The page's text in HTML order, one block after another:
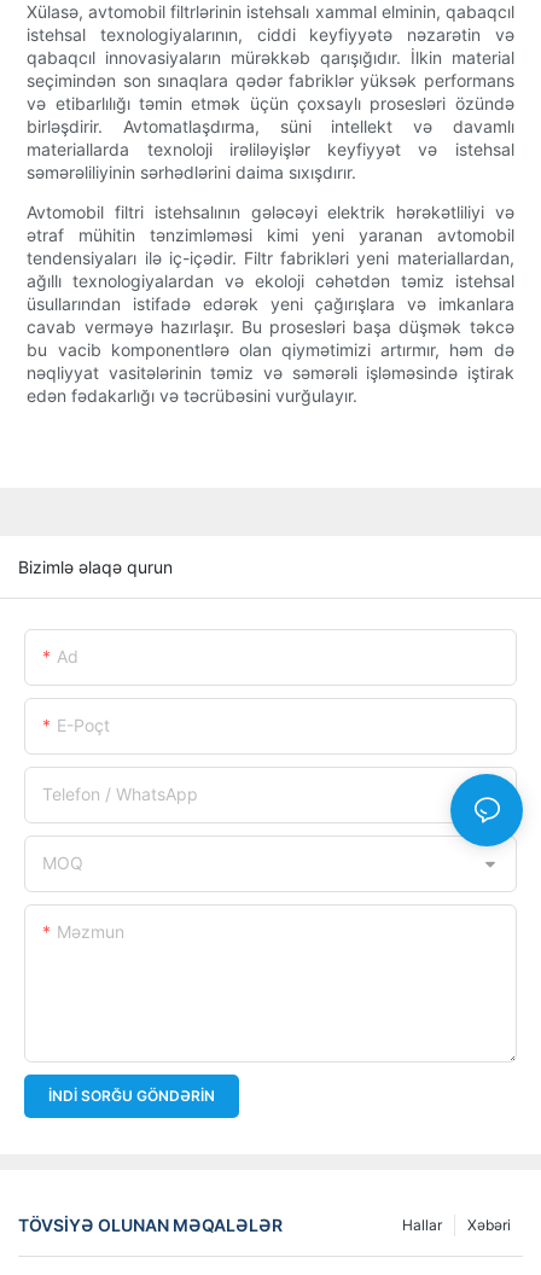
Xülasə, avtomobil filtrlərinin istehsalı xammal elminin, qabaqcıl
istehsal texnologiyalarının, ciddi keyfiyyətə nəzarətin və
qabaqcıl innovasiyaların mürəkkəb qarışığıdır. İlkin material
seçimindən son sınaqlara qədər fabriklər yüksək performans
və etibarlılığı təmin etmək üçün çoxsaylı prosesləri özündə
birləşdirir. Avtomatlaşdırma, süni intellekt və davamlı
materiallarda texnoloji irəliləyişlər keyfiyyət və istehsal
səmərəliliyinin sərhədlərini daima sıxışdırır.
Avtomobil filtri istehsalının gələcəyi elektrik hərəkətliliyi və
ətraf mühitin tənzimləməsi kimi yeni yaranan avtomobil
tendensiyaları ilə iç-içədir. Filtr fabrikləri yeni materiallardan,
ağıllı texnologiyalardan və ekoloji cəhətdən təmiz istehsal
üsullarından istifadə edərək yeni çağırışlara və imkanlara
cavab verməyə hazırlaşır. Bu prosesləri başa düşmək təkcə
bu vacib komponentlərə olan qiymətimizi artırmır, həm də
nəqliyyat vasitələrinin təmiz və səmərəli işləməsində iştirak
edən fədakarlığı və təcrübəsini vurğulayır.
Bizimlə əlaqə qurun
Ad
E-Poçt
Telefon / WhatsApp
MOQ
Məzmun
İNDI SORĞU GÖNDƏRIN
TÖVSIYƏ OLUNAN MƏQALƏLƏR Xəbəri
Hallar